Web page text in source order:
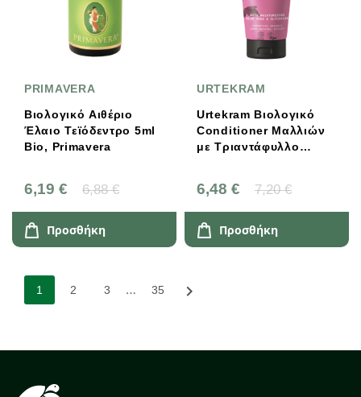
PRIMAVERA
Βιολογικό Αιθέριο
Έλαιο Τεϊόδεντρο 5ml
Bio, Primavera
6,19 € 6,88 €
Προσθήκη
URTEKRAM
Urtekram Βιολογικό
Conditioner Μαλλιών
με Τριαντάφυλλο
6,48 € 7,20 €
Προσθήκη
1 2 3 … 35 